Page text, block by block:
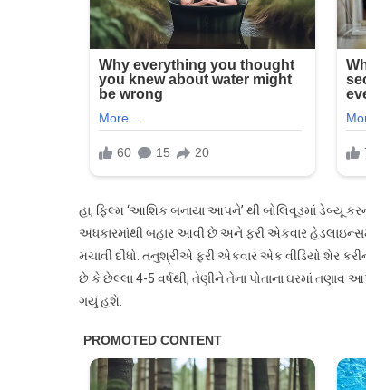
છે.
શું
તેની
નાની
બહેને
તેની
રાખી
ન
હતી?
હા, ફિલ્મ ‘આશિક બનાયા આપને’ થી બોલિવૂડમાં ડેબ્યૂ
અંધકારમાંથી બહાર આવી છે અને ફરી એકવાર
મચાવી દીધો. તનુશ્રીએ ફરી એકવાર એક વીડિયો શેર
છે કે છેલ્લા 4-5 વર્ષથી, તેણીને તેના પોતાના ઘરમાં
ગયું હશે.